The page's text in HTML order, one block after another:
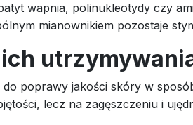
wapnia, polinukleotydy czy
mianownikiem pozostaje
poprawy jakości skóry w
lecz na zagęszczeniu i